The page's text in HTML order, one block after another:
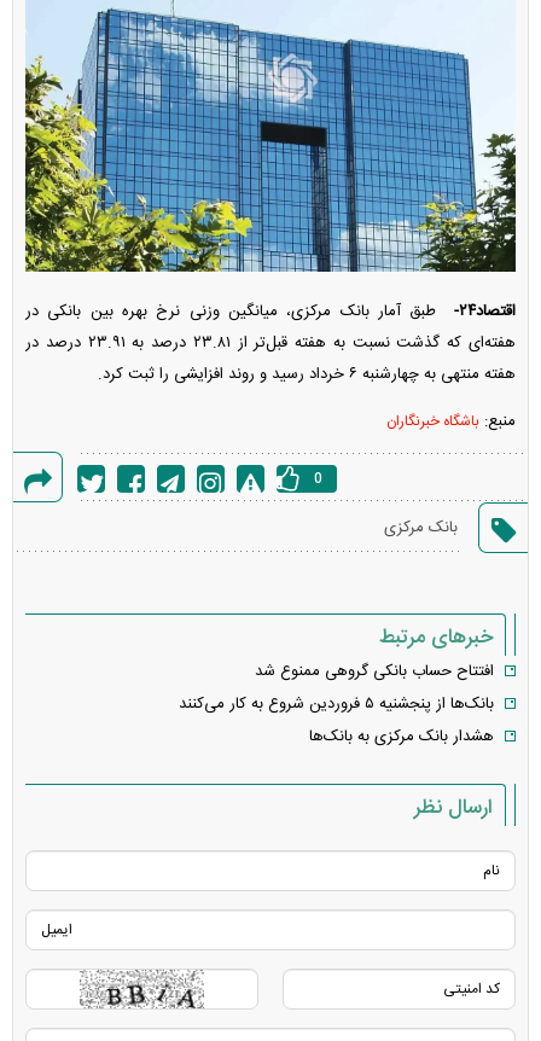
اقتصاد۲۴-
طبق آمار بانک مرکزی، میانگین وزنی نرخ بهره بین بانکی در
هفته‌ای که گذشت نسبت به هفته قبل‌تر از ۲۳.۸۱ درصد به ۲۳.۹۱ درصد در
هفته منتهی به چهارشنبه ۶ خرداد رسید و روند افزایشی را ثبت کرد.
منبع: باشگاه خبرنگاران
خطا
0
بانک مرکزی
خبرهای مرتبط
افتتاح حساب بانکی گروهی ممنوع شد
بانک‌ها از پنجشنیه ۵ فروردین شروع به کار می‌کنند
هشدار بانک مرکزی به بانک‌ها
ارسال نظر